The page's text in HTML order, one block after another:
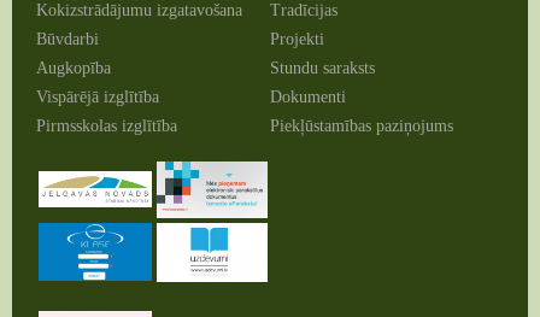
Kokizstrādājumu izgatavošana
Būvdarbi
Augkopība
Vispārējā izglītība
Pirmsskolas izglītība
Tradīcijas
Projekti
Stundu saraksts
Dokumenti
Piekļūstamības paziņojums